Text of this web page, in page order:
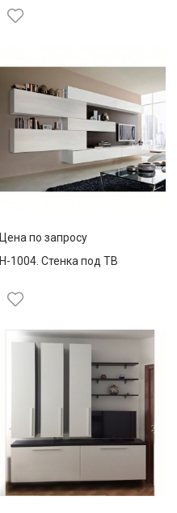
Цена по запросу
Н-1004. Стенка под ТВ